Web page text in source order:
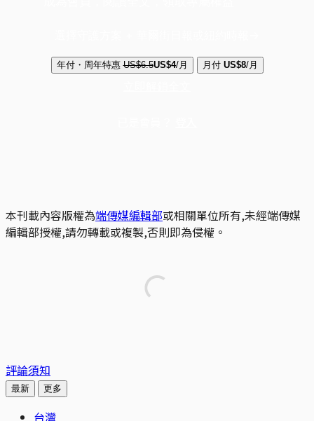
年付・周年特惠 US$6.5US$4/月 月付 US$8/月
本刊載內容版權為端傳媒編輯部或相關單位所有,未經端傳媒
編輯部授權,請勿轉載或複製,否則即為侵權。
評論須知
最新 更多
台灣